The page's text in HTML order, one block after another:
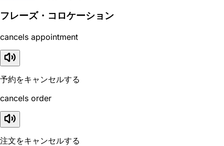
フレーズ・コロケーション
cancels appointment
予約をキャンセルする
cancels order
注文をキャンセルする